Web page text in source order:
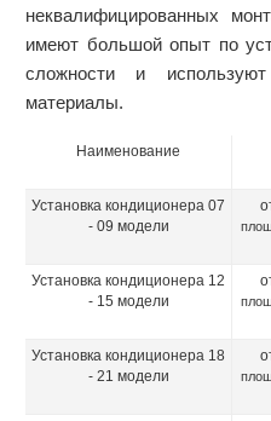
неквалифицированных
имеют большой опыт по
сложности и
материалы.
Наименование
Установка кондиционера 07
- 09 модели
Установка кондиционера 12
- 15 модели
Установка кондиционера 18
- 21 модели